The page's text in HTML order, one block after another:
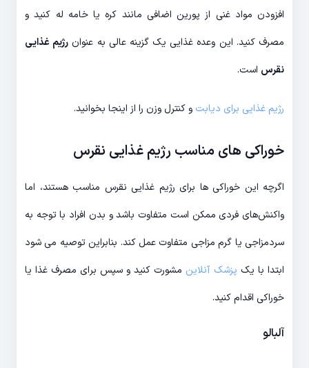
افزودن مواد غنی از پورین اضافی مانند کره یا خامه له کنید و
مصرف کنید. این وعده غذایی یک گزینه عالی به عنوان رژیم غذایی
نقرس است.
رژیم غذایی برای دیابت و کنترل وزن را از اینجا بخوانید.
خوراکی های مناسب رژیم غذایی نقرس
اگرچه این خوراکی ها برای رژیم غذایی نقرس مناسب هستند، اما
واکنش‌های فردی ممکن است متفاوت باشد و بدن‌ افراد با توجه به
سردمزاجی یا گرم مزاجی متفاوت عمل کند. بنابراین توصیه می شود
ابتدا با یک پزشک آنلاین مشورت کنید و سپس برای مصرف غذا یا
خوراکی اقدام کنید.
آلبالو